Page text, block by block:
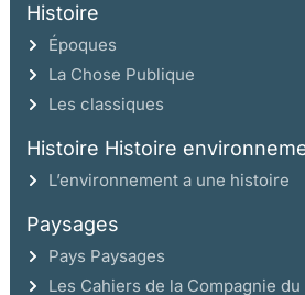
Histoire
Époques
La Chose Publique
Les classiques
Histoire Histoire
L’environnement a une histoire
Paysages
Pays Paysages
Les Cahiers de la Compagnie du